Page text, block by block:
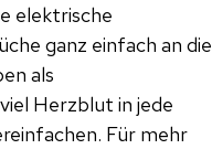
elektrische
ganz einfach an die
als
Herzblut in jede
Für mehr